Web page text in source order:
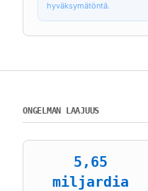
hyväksymätöntä.
ONGELMAN LAAJUUS
5,65
miljardia